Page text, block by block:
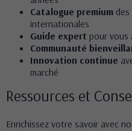
Catalogue premium
internationales
Guide expert pour vous
Communauté
Innovation continue
marché
Ressources et
Enrichissez votre savoir avec